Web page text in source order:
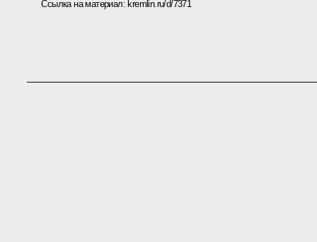
Ссылка на материал:kremlin.ru/d/7371